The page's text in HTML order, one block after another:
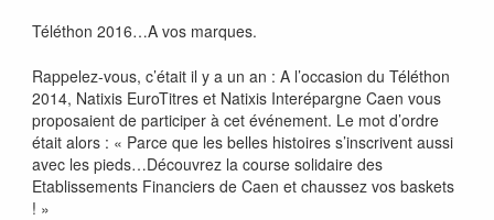
Téléthon 2016…A vos marques.
Rappelez-vous, c’était il y a un an : A l’occasion du Téléthon
2014, Natixis EuroTitres et Natixis Interépargne Caen vous
proposaient de participer à cet événement. Le mot d’ordre
était alors : « Parce que les belles histoires s’inscrivent aussi
avec les pieds…Découvrez la course solidaire des
Etablissements Financiers de Caen et chaussez vos baskets
! »